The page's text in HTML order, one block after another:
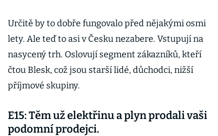
Určitě by to dobře fungovalo před nějakými osmi
lety. Ale teď to asi v Česku nezabere. Vstupují na
nasycený trh. Oslovují segment zákazníků, kteří
čtou Blesk, což jsou starší lidé, důchodci, nižší
příjmové skupiny.
E15: Těm už elektřinu a plyn prodali vaši
podomní prodejci.